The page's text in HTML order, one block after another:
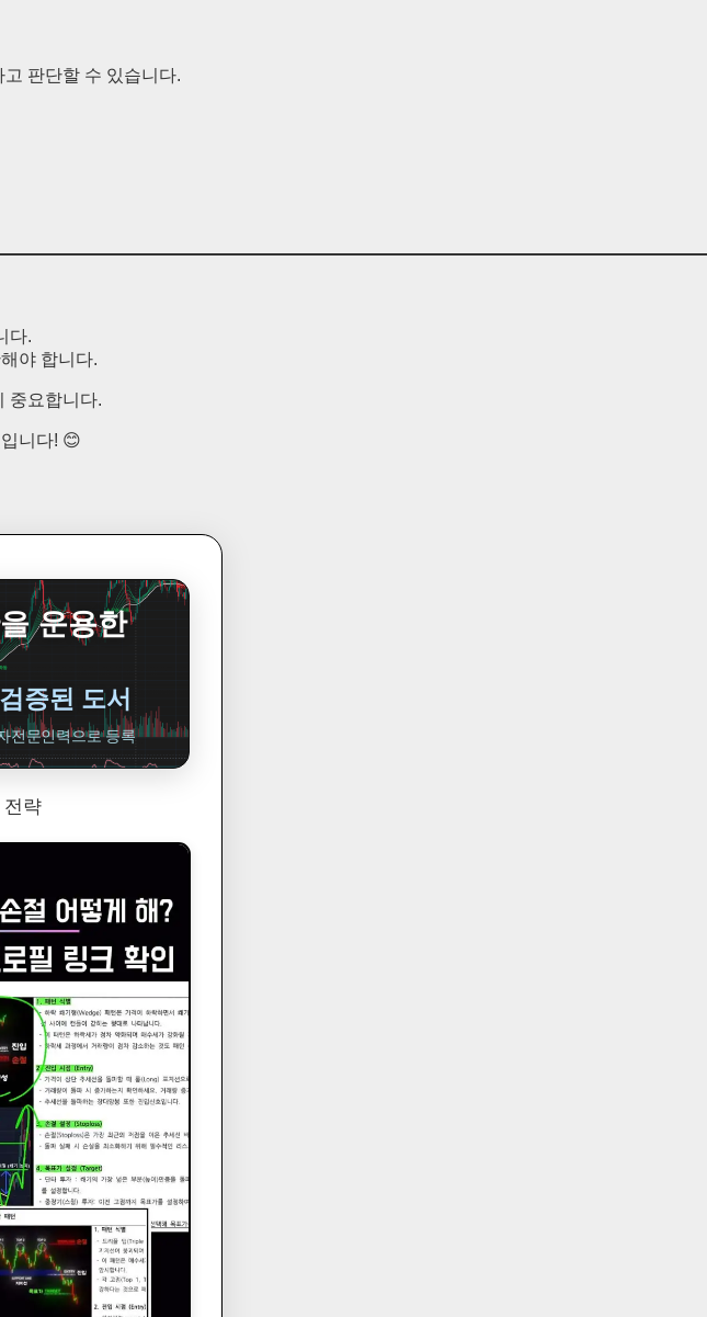
판단할 수 있습니다.
다.
야 합니다.
중요합니다.
니다! 😊
운용한
증된 도서
전문인력으로 등록
전략